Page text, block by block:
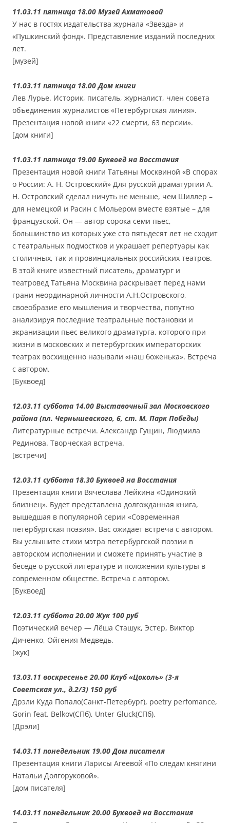
11.03.11 пятница 18.00 Музей Ахматовой
У нас в гостях издательства журнала «Звезда» и
«Пушкинский фонд». Представление изданий последних
лет.
[музей]
11.03.11 пятница 18.00 Дом книги
Лев Лурье. Историк, писатель, журналист, член совета
объединения журналистов «Петербургская линия».
Презентация новой книги «22 смерти, 63 версии».
[дом книги]
11.03.11 пятница 19.00 Буквоед на Восстания
Презентация новой книги Татьяны Москвиной «В спорах
о России: А. Н. Островский» Для русской драматургии А.
Н. Островский сделал ничуть не меньше, чем Шиллер –
для немецкой и Расин с Мольером вместе взятые – для
французской. Он — автор сорока семи пьес,
большинство из которых уже сто пятьдесят лет не сходит
с театральных подмостков и украшает репертуары как
столичных, так и провинциальных российских театров.
В этой книге известный писатель, драматург и
театровед Татьяна Москвина раскрывает перед нами
грани неординарной личности А.Н.Островского,
своеобразие его мышления и творчества, попутно
анализируя последние театральные постановки и
экранизации пьес великого драматурга, которого при
жизни в московских и петербургских императорских
театрах восхищенно называли «наш боженька». Встреча
с автором.
[Буквоед]
12.03.11 суббота 14.00 Выставочный зал Московского
района (пл. Чернышевского, 6, ст. М. Парк Победы)
Литературные встречи. Александр Гущин, Людмила
Рединова. Творческая встреча.
[встречи]
12.03.11 суббота 18.30 Буквоед на Восстания
Презентация книги Вячеслава Лейкина «Одинокий
близнец». Будет представлена долгожданная книга,
вышедшая в популярной серии «Современная
петербургская поэзия». Вас ожидает встреча с автором.
Вы услышите стихи мэтра петербургской поэзии в
авторском исполнении и сможете принять участие в
беседе о русской литературе и положении культуры в
современном обществе. Встреча с автором.
[Буквоед]
12.03.11 суббота 20.00 Жук 100 руб
Поэтический вечер — Лёша Сташук, Эстер, Виктор
Диченко, Ойгения Медведь.
[жук]
13.03.11 воскресенье 20.00 Клуб «Цоколь» (3-я
Советская ул., д.2/3) 150 руб
Дрэли Куда Попало(Санкт-Петербург), poetry perfomance,
Gorin feat. Belkov(СПб), Unter Gluck(СПб).
[Дрэли]
14.03.11 понедельник 19.00 Дом писателя
Презентация книги Ларисы Агеевой «По следам княгини
Натальи Долгоруковой».
[дом писателя]
14.03.11 понедельник 20.00 Буквоед на Восстания